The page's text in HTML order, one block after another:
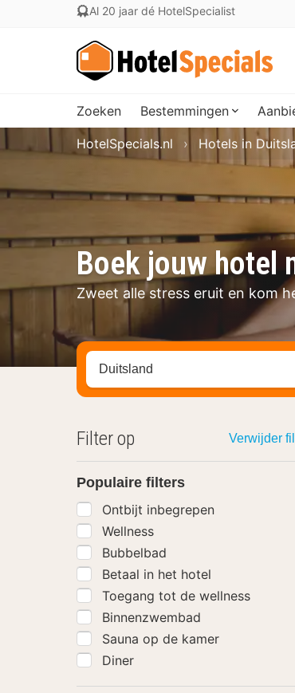
Al 20 jaar dé HotelSpecialist
Zoeken Bestemmingen
Boek jouw hotel
Zweet alle stress eruit en kom
HotelSpecials.nl Hotels in
Zoek op hotel, regio of stad
Filter op Verwijder
Populaire filters
Ontbijt inbegrepen
Wellness
Bubbelbad
Betaal in het hotel
Toegang tot de wellness
Binnenzwembad
Sauna op de kamer
Diner